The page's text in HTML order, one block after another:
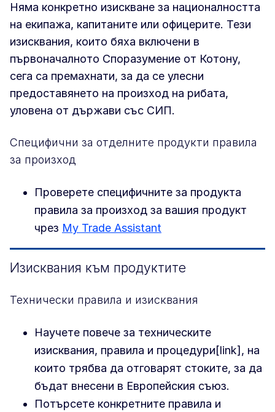
Няма конкретно изискване за националността
на екипажа, капитаните или офицерите. Тези
изисквания, които бяха включени в
първоначалното Споразумение от Котону,
сега са премахнати, за да се улесни
предоставянето на произход на рибата,
уловена от държави със СИП.
Специфични за отделните продукти правила
за произход
Проверете специфичните за продукта
правила за произход за вашия продукт
чрез My Trade Assistant
Изисквания към продуктите
Технически правила и изисквания
Научете повече за техническите
изисквания, правила и процедури[link], на
които трябва да отговарят стоките, за да
бъдат внесени в Европейския съюз.
Потърсете конкретните правила и